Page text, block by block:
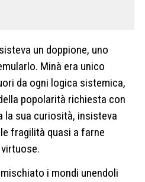
un doppione, uno
Minà era unico
da ogni logica sistemica,
popolarità richiesta con
la sua curiosità, insisteva
fragilità quasi a farne
i mondi unendoli